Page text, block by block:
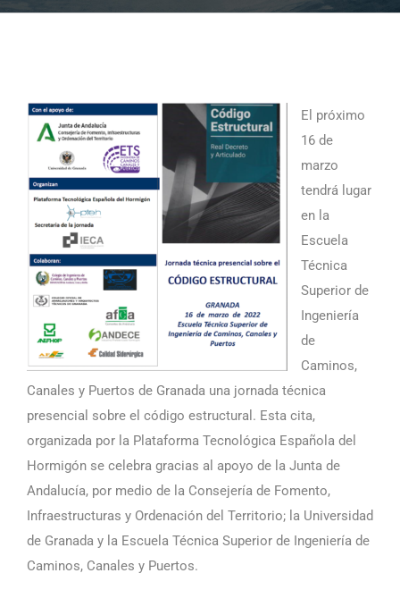
El próximo
16 de
marzo
tendrá lugar
en la
Escuela
Técnica
Superior de
Ingeniería
de
Caminos,
Canales y Puertos de Granada una jornada técnica
presencial sobre el código estructural. Esta cita,
organizada por la Plataforma Tecnológica Española del
Hormigón se celebra gracias al apoyo de la Junta de
Andalucía, por medio de la Consejería de Fomento,
Infraestructuras y Ordenación del Territorio; la Universidad
de Granada y la Escuela Técnica Superior de Ingeniería de
Caminos, Canales y Puertos.